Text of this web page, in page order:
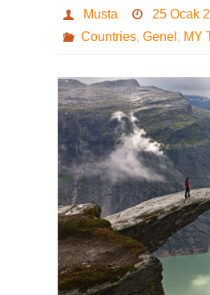
Musta
25 Ocak
Countries, Genel , MY